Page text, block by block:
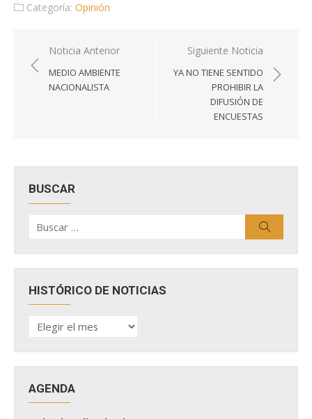
Categoría: Opinión
Navegación
de
entradas
Noticia Anterior
MEDIO AMBIENTE
NACIONALISTA
Siguiente Noticia
YA NO TIENE SENTIDO
PROHIBIR LA
DIFUSIÓN DE
ENCUESTAS
BUSCAR
por:
HISTÓRICO DE NOTICIAS
HISTÓRICO
DE
AGENDA